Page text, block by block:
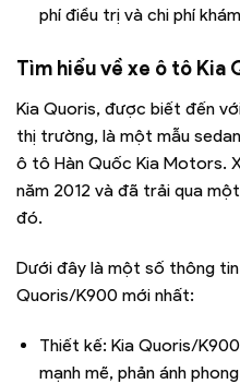
phí điều trị và chi phí
Tìm hiểu về xe ô tô Kia
Kia Quoris, được biết đến
thị trường, là một mẫu
ô tô Hàn Quốc Kia Motors.
năm 2012 và đã trải qua
đó.
Dưới đây là một số thông
Quoris/K900 mới nhất:
Thiết kế: Kia Quoris/
mạnh mẽ, phản ánh